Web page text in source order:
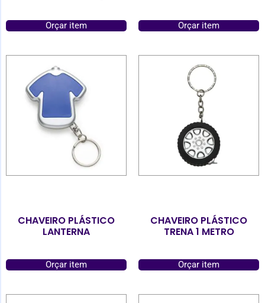
Orçar item Orçar item
CHAVEIRO PLÁSTICO
LANTERNA
Orçar item
CHAVEIRO PLÁSTICO
TRENA 1 METRO
Orçar item